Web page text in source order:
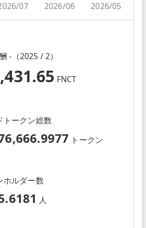
07 2026/06 2026/05
-（2025 / 2）
FNCT
トークン総数
トークン
ホルダー数
人